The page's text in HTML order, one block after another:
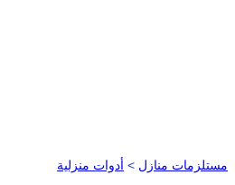
مستلزمات منازل > أدوات منزلية